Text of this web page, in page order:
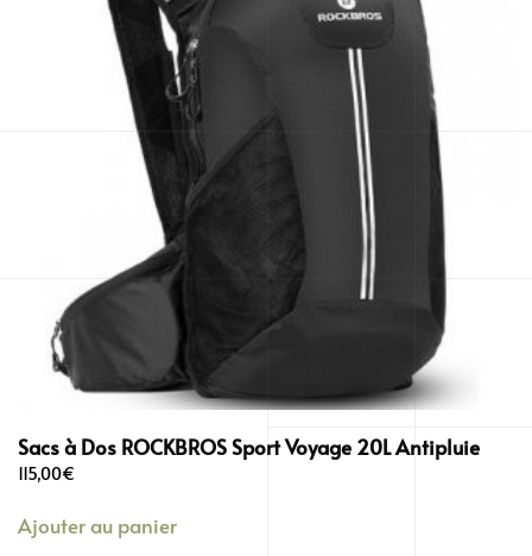
Sacs à Dos ROCKBROS Sport Voyage 20L Antipluie
115,00€
Ajouter au panier